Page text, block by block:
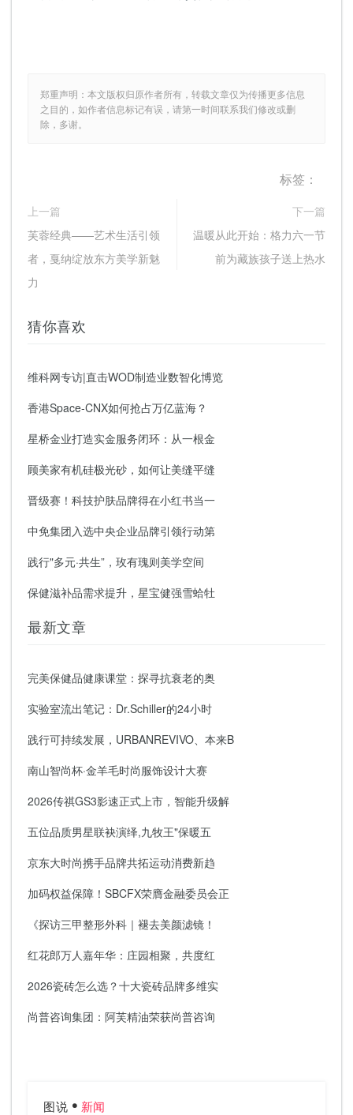
郑重声明：本文版权归原作者所有，转载文章仅为传播更多信息
之目的，如作者信息标记有误，请第一时间联系我们修改或删
除，多谢。
标签：
上一篇
芙蓉经典——艺术生活引领
者，戛纳绽放东方美学新魅
力
下一篇
温暖从此开始：格力六一节
前为藏族孩子送上热水
猜你喜欢
维科网专访|直击WOD制造业数智化博览
香港Space-CNX如何抢占万亿蓝海？
星桥金业打造实金服务闭环：从一根金
顾美家有机硅极光砂，如何让美缝平缝
晋级赛！科技护肤品牌得在小红书当一
中免集团入选中央企业品牌引领行动第
践行"多元·共生”，玫有瑰则美学空间
保健滋补品需求提升，星宝健强雪蛤牡
最新文章
完美保健品健康课堂：探寻抗衰老的奥
实验室流出笔记：Dr.Schiller的24小时
践行可持续发展，URBANREVIVO、本来B
南山智尚杯·金羊毛时尚服饰设计大赛
2026传祺GS3影速正式上市，智能升级解
五位品质男星联袂演绎,九牧王"保暖五
京东大时尚携手品牌共拓运动消费新趋
加码权益保障！SBCFX荣膺金融委员会正
《探访三甲整形外科｜褪去美颜滤镜！
红花郎万人嘉年华：庄园相聚，共度红
2026瓷砖怎么选？十大瓷砖品牌多维实
尚普咨询集团：阿芙精油荣获尚普咨询
图说 新闻